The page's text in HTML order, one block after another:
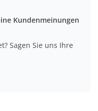
Kundenmeinungen
Sagen Sie uns Ihre